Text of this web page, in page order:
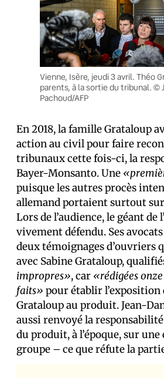
Vienne, Isère, jeudi 3 avril. Théo
parents, à la sortie du tribunal. ©
Pachoud/AFP
En 2018, la famille Grataloup
action au civil pour faire
tribunaux cette fois-ci, la
Bayer-Monsanto. Une
puisque les autres procès
allemand portaient surtout sur
Lors de l’audience, le géant de
vivement défendu. Ses
deux témoignages d’ouvriers
avec Sabine Grataloup,
impropres», car «rédigées
faits» pour établir l’exposition
Grataloup au produit. Jean-
aussi renvoyé la
du produit, à l’époque, sur
groupe – ce que réfute la